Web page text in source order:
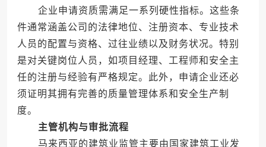
企业申请资质需满足一系列硬性指标。这些条
件通常涵盖公司的法律地位、注册资本、专业技术
人员的配置与资格、过往业绩以及财务状况。特别
是对关键岗位人员，如项目经理、工程师和安全主
任的注册与经验有严格规定。此外，申请企业还必
须证明其拥有完善的质量管理体系和安全生产制
度。
主管机构与审批流程
马来西亚的建筑业监管主要由国家建筑工业发